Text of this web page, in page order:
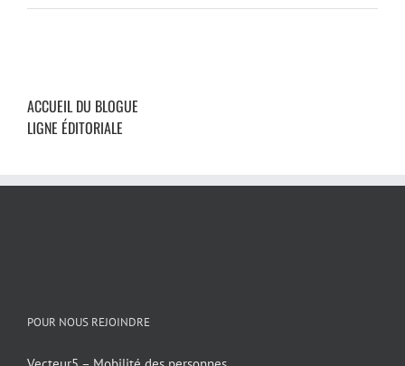
ACCUEIL DU BLOGUE
LIGNE ÉDITORIALE
POUR NOUS REJOINDRE